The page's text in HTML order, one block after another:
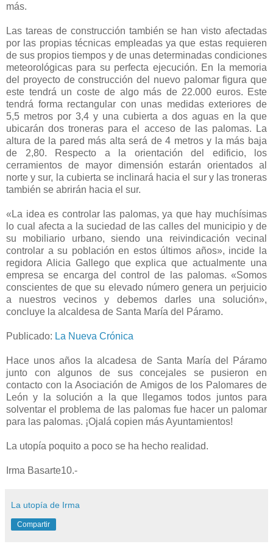
más.
Las tareas de construcción también se han visto afectadas
por las propias técnicas empleadas ya que estas requieren
de sus propios tiempos y de unas determinadas condiciones
meteorológicas para su perfecta ejecución. En la memoria
del proyecto de construcción del nuevo palomar figura que
este tendrá un coste de algo más de 22.000 euros. Este
tendrá forma rectangular con unas medidas exteriores de
5,5 metros por 3,4 y una cubierta a dos aguas en la que
ubicarán dos troneras para el acceso de las palomas. La
altura de la pared más alta será de 4 metros y la más baja
de 2,80. Respecto a la orientación del edificio, los
cerramientos de mayor dimensión estarán orientados al
norte y sur, la cubierta se inclinará hacia el sur y las troneras
también se abrirán hacia el sur.
«La idea es controlar las palomas, ya que hay muchísimas
lo cual afecta a la suciedad de las calles del municipio y de
su mobiliario urbano, siendo una reivindicación vecinal
controlar a su población en estos últimos años», incide la
regidora Alicia Gallego que explica que actualmente una
empresa se encarga del control de las palomas. «Somos
conscientes de que su elevado número genera un perjuicio
a nuestros vecinos y debemos darles una solución»,
concluye la alcaldesa de Santa María del Páramo.
Publicado: La Nueva Crónica
Hace unos años la alcadesa de Santa María del Páramo
junto con algunos de sus concejales se pusieron en
contacto con la Asociación de Amigos de los Palomares de
León y la solución a la que llegamos todos juntos para
solventar el problema de las palomas fue hacer un palomar
para las palomas. ¡Ojalá copien más Ayuntamientos!
La utopía poquito a poco se ha hecho realidad.
Irma Basarte10.-
La utopía de Irma
Compartir